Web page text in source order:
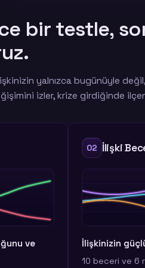
bir testle,
yalnızca bugünüyle
izler, krize girdiğinde
yönlerini görün.
ölçün. Temel
03